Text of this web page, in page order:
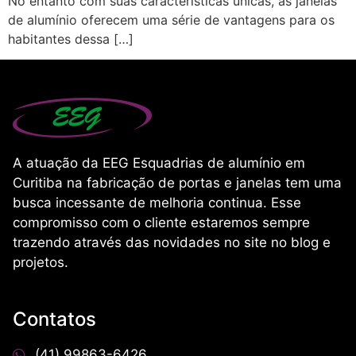
de alumínio oferecem uma série de vantagens para os
habitantes dessa […]
A atuação da EEG Esquadrias de alumínio em
Curitiba na fabricação de portas e janelas tem uma
busca incessante de melhoria continua. Esse
compromisso com o cliente estaremos sempre
trazendo através das novidades no site no blog e
projetos.
Contatos